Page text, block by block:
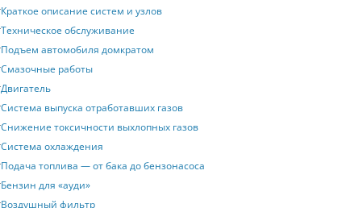
Краткое описание систем и узлов
Техническое обслуживание
Подъем автомобиля домкратом
Смазочные работы
Двигатель
Система выпуска отработавших газов
Снижение токсичности выхлопных газов
Система охлаждения
Подача топлива — от бака до бензонасоса
Бензин для «ауди»
Воздушный фильтр